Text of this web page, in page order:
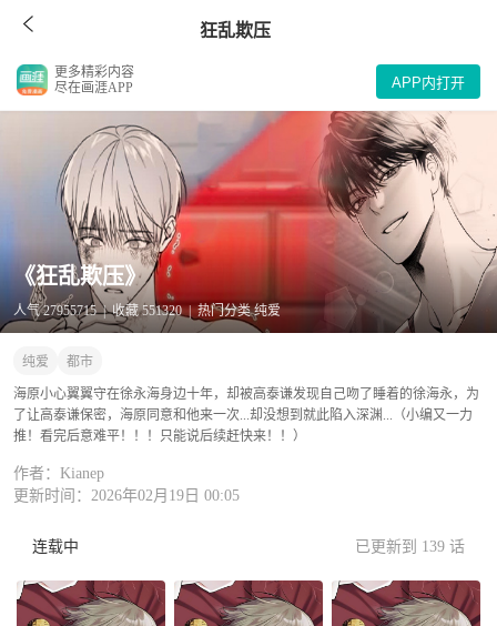
狂乱欺压
更多精彩内容
尽在画涯APP
APP内打开
《狂乱欺压》
人气 27955715 | 收藏 551320 | 热门分类 纯爱
纯爱 都市
海原小心翼翼守在徐永海身边十年，却被高泰谦发现自己吻了睡着的徐海永，为
了让高泰谦保密，海原同意和他来一次...却没想到就此陷入深渊...（小编又一力
推！看完后意难平！！！只能说后续赶快来！！）
作者：Kianep
更新时间：2026年02月19日 00:05
连载中 已更新到 139 话